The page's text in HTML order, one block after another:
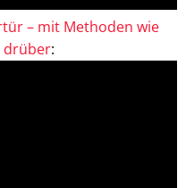
– mit Methoden wie
drüber: